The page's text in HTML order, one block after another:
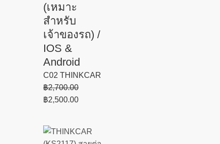
(เหมาะ
สำหรับ
เจ้าของรถ) /
IOS &
Android
C02 THINKCAR
฿2,700.00
฿2,500.00